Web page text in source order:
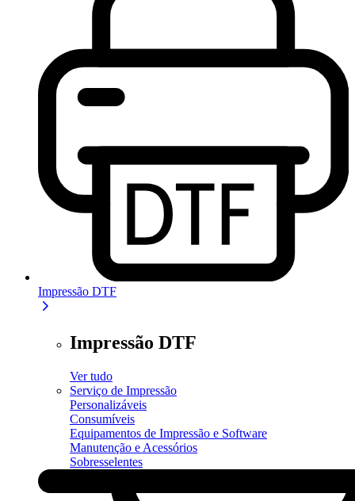
Impressão DTF
Impressão DTF
Ver tudo
Serviço de Impressão
Personalizáveis
Consumíveis
Equipamentos de Impressão e Software
Manutenção e Acessórios
Sobresselentes